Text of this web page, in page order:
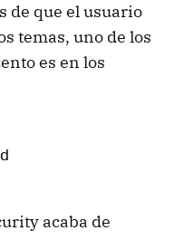
de que el usuario
temas, uno de los
es en los
acaba de